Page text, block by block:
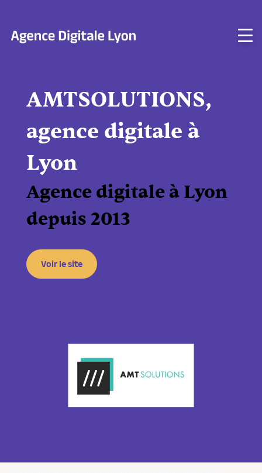
contenu
AMTSOLUTIONS,
agence digitale à
Lyon
Agence digitale à Lyon
depuis 2013
Voir le site